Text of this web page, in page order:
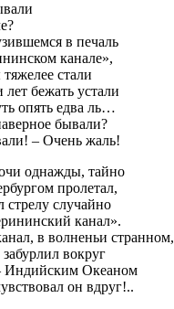
в печаль
канале»,
стали
лет бежать устали
опять едва ль…
бывали?
– Очень жаль!
однажды, тайно
пролетал,
стрелу случайно
канал».
в волненьи странном,
вокруг
Индийским Океаном
он вдруг!..